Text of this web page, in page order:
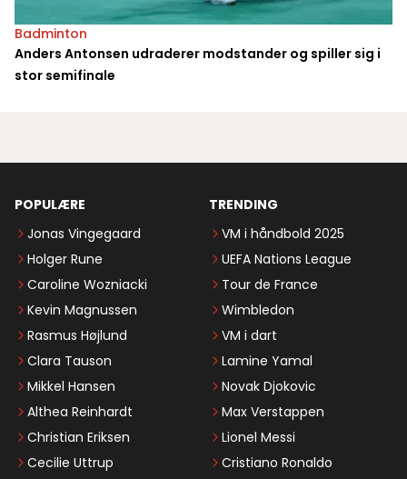
Badminton
Anders Antonsen udraderer modstander og spiller sig i
stor semifinale
POPULÆRE
Jonas Vingegaard
Holger Rune
Caroline Wozniacki
Kevin Magnussen
Rasmus Højlund
Clara Tauson
Mikkel Hansen
Althea Reinhardt
Christian Eriksen
Cecilie Uttrup
TRENDING
VM i håndbold 2025
UEFA Nations League
Tour de France
Wimbledon
VM i dart
Lamine Yamal
Novak Djokovic
Max Verstappen
Lionel Messi
Cristiano Ronaldo